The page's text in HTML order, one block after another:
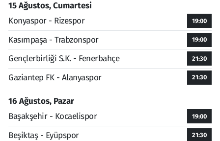
15 Ağustos, Cumartesi
Konyaspor - Rizespor
19:00
Kasımpaşa - Trabzonspor 19:00
Gençlerbirliği S.K. - Fenerbahçe 21:30
Gaziantep FK - Alanyaspor 21:30
16 Ağustos, Pazar
Başakşehir - Kocaelispor
19:00
Beşiktaş - Eyüpspor 21:30